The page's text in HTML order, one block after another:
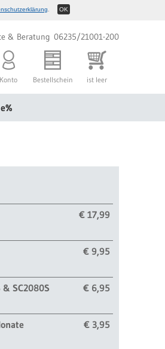
& Beratung 06235/21001-200
Konto Bestellschein ist leer
€ 17,99
€ 9,95
SC2080S € 6,95
€ 3,95
OK